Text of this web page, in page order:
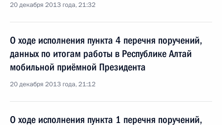
20 декабря 2013 года, 21:32
О ходе исполнения пункта 4 перечня поручений,
данных по итогам работы в Республике Алтай
мобильной приёмной Президента
20 декабря 2013 года, 21:12
О ходе исполнения пункта 1 перечня поручений,